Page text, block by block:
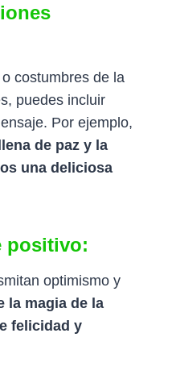
costumbres de la
puedes incluir
Por ejemplo,
de paz y la
una deliciosa
positivo:
optimismo y
la magia de la
felicidad y